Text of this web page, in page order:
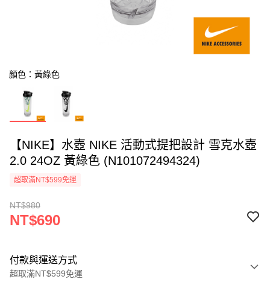
顏色：黃綠色
【NIKE】水壺 NIKE 活動式提把設計 雪克水壺
2.0 24OZ 黃綠色 (N101072494324)
超取滿NT$599免運
NT$980
NT$690
付款與運送方式
超取滿NT$599免運